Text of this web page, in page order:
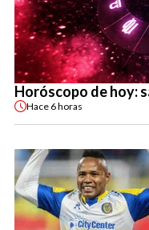
Horóscopo de hoy:
Hace 6 horas